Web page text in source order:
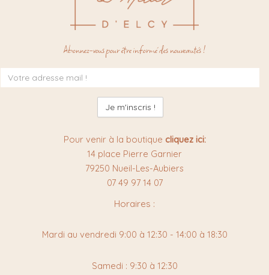
Abonnez-vous pour être informé des nouveautés !
à
la
newsletter
:
Pour venir à la boutique cliquez ici:
14 place Pierre Garnier
79250 Nueil-Les-Aubiers
07 49 97 14 07
Horaires :
Mardi au vendredi 9:00 à 12:30 - 14:00 à 18:30
Samedi : 9:30 à 12:30